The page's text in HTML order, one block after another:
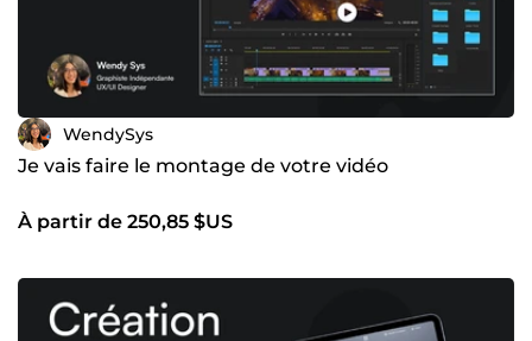
WendySys
Je vais faire le montage de votre vidéo
À partir de 250,85 $US